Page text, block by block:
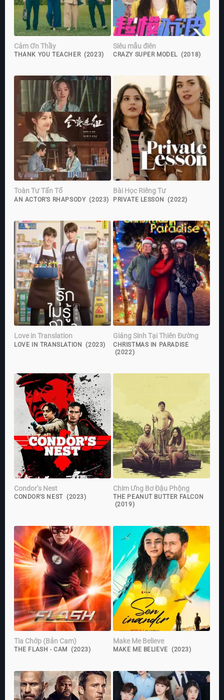
Cảm Ơn Thầy
THANK YOU TEACHER (2023)
Siêu mẫu điên
CRAZY SUPER MODEL (2018)
Toàn Tư Tấn Tổ
AN ACTOR'S RHAPSODY (2023)
Bài Học Riêng Tư
PRIVATE LESSON (2022)
Love in Translation
LOVE IN TRANSLATION (2023)
Giáng Sinh Tại Thiên Đường
CHRISTMAS IN PARADISE
(2022)
Condor’s Nest
CONDOR'S NEST (2023)
Chim Ưng Bơ Đậu Phộng
THE PEANUT BUTTER FALCON
(2019)
Tia Chớp (Bản Cam)
THE FLASH - CAM (2023)
Make Me Believe
MAKE ME BELIEVE (2023)